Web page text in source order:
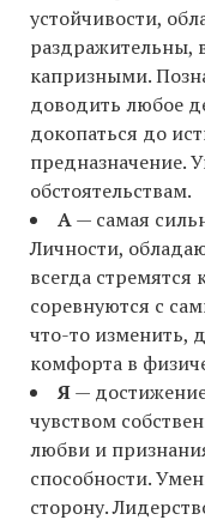
устойчивости,
раздражительны,
капризными.
доводить любое
докопаться до
предназначение.
обстоятельствам.
А— самая
Личности,
всегда
соревнуются с
что-то изменить,
комфорта в
Я—
чувством
любви и
способности.
сторону.